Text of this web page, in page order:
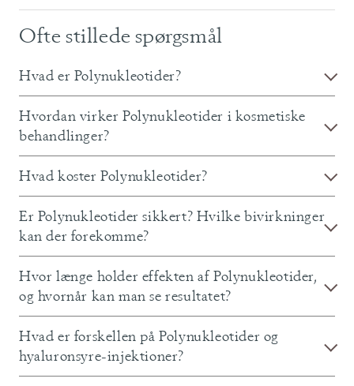
Ofte stillede spørgsmål
Hvad er Polynukleotider?
Hvordan virker Polynukleotider i kosmetiske
behandlinger?
Hvad koster Polynukleotider?
Er Polynukleotider sikkert? Hvilke bivirkninger
kan der forekomme?
Hvor længe holder effekten af Polynukleotider,
og hvornår kan man se resultatet?
Hvad er forskellen på Polynukleotider og
hyaluronsyre-injektioner?